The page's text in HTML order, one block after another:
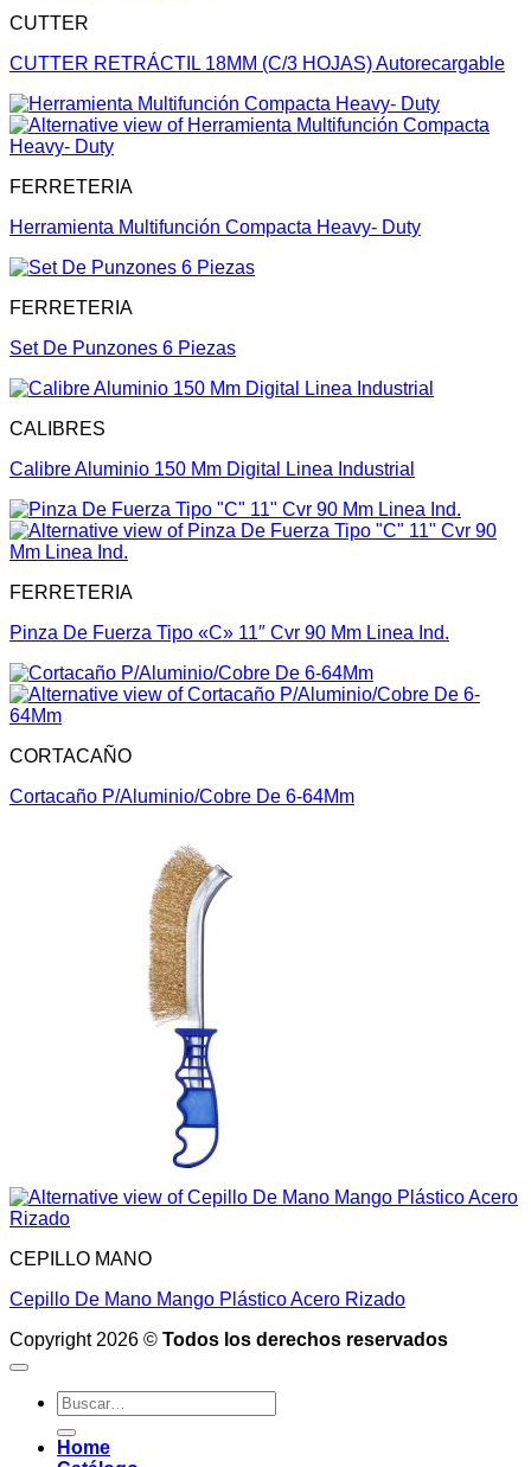
CUTTER
CUTTER RETRÁCTIL 18MM (C/3 HOJAS) Autorecargable
FERRETERIA
Herramienta Multifunción Compacta Heavy- Duty
FERRETERIA
Set De Punzones 6 Piezas
CALIBRES
Calibre Aluminio 150 Mm Digital Linea Industrial
FERRETERIA
Pinza De Fuerza Tipo «C» 11″ Cvr 90 Mm Linea Ind.
CORTACAÑO
Cortacaño P/Aluminio/Cobre De 6-64Mm
CEPILLO MANO
Cepillo De Mano Mango Plástico Acero Rizado
Copyright 2026 © Todos los derechos reservados
Buscar
por:
Home